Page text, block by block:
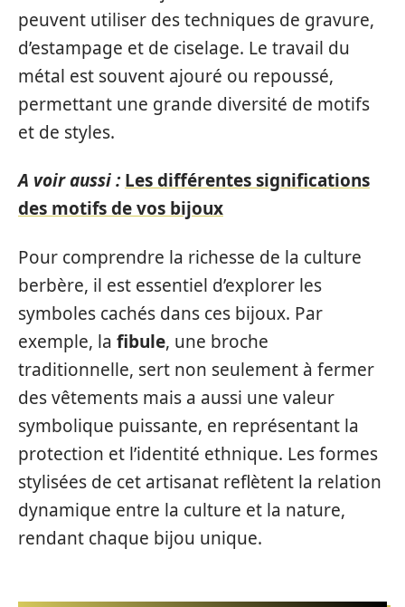
peuvent utiliser des techniques de gravure,
d’estampage et de ciselage. Le travail du
métal est souvent ajouré ou repoussé,
permettant une grande diversité de motifs
et de styles.
A voir aussi : Les différentes significations
des motifs de vos bijoux
Pour comprendre la richesse de la culture
berbère, il est essentiel d’explorer les
symboles cachés dans ces bijoux. Par
exemple, la fibule, une broche
traditionnelle, sert non seulement à fermer
des vêtements mais a aussi une valeur
symbolique puissante, en représentant la
protection et l’identité ethnique. Les formes
stylisées de cet artisanat reflètent la relation
dynamique entre la culture et la nature,
rendant chaque bijou unique.